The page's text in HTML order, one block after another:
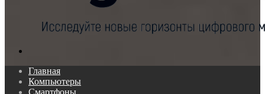
Главная
Компьютеры
Смартфоны